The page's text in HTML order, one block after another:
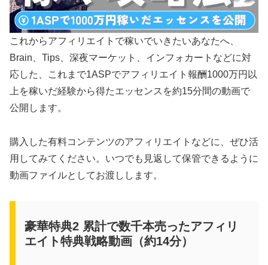
これからアフィリエイトで稼いでいきたいあなたへ、
Brain、Tips、深夜マーケット、インフォカートなどに対
応した、これまで1ASPでアフィリエイト報酬1000万円以
上を稼いだ経験から得たエッセンスを約15分間の動画で
公開します。
購入した有料コンテンツのアフィリエイトなどに、ぜひ活
用してみてください。いつでも見返して保管できるように
動画ファイルとしてお渡しします。
豪華特典2 累計で数千本売ったアフィリ
エイト特典戦略動画（約14分）